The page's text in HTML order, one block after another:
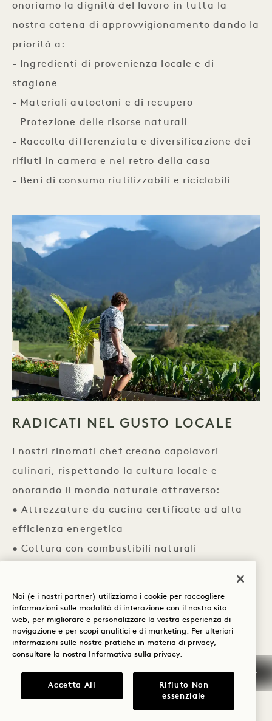
onoriamo la dignità del lavoro in tutta la
nostra catena di approvvigionamento dando la
priorità a:
- Ingredienti di provenienza locale e di
stagione
- Materiali autoctoni e di recupero
- Protezione delle risorse naturali
- Raccolta differenziata e diversificazione dei
rifiuti in camera e nel retro della casa
- Beni di consumo riutilizzabili e riciclabili
RADICATI NEL GUSTO LOCALE
I nostri rinomati chef creano capolavori
culinari, rispettando la cultura locale e
onorando il mondo naturale attraverso:
• Attrezzature da cucina certificate ad alta
efficienza energetica
• Cottura con combustibili naturali
• Piatti principali a base di ingredienti di
provenienza locale
• Cocktail, cene ed eventi a rifiuti zero
Noi (e i nostri partner) utilizziamo i cookie per raccogliere
informazioni sulle modalità di interazione con il nostro sito
web, per migliorare e personalizzare la vostra esperienza di
navigazione e per scopi analitici e di marketing. Per ulteriori
informazioni sulle nostre pratiche in materia di privacy,
consultare la nostra
Informativa sulla privacy.
Accetta All
Rifiuto Non
essenziale